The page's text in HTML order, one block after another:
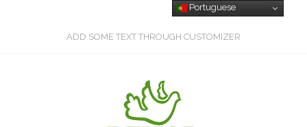
ADD SOME TEXT THROUGH CUSTOMIZER
Portuguese